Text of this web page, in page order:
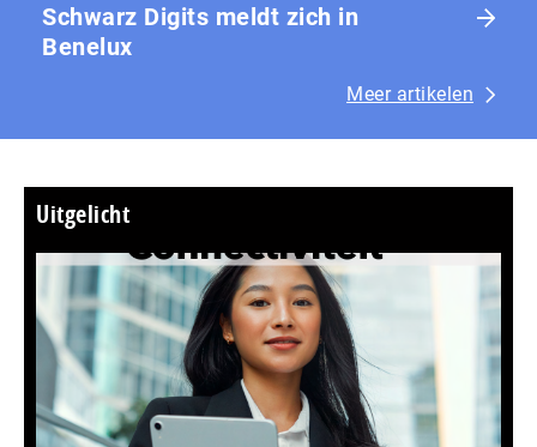
Schwarz Digits meldt zich in
Benelux
Meer artikelen
Uitgelicht